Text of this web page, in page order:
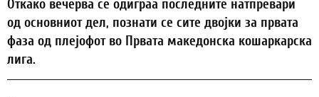
Откако вечерва се одиграа последните натпревари
од основниот дел, познати се сите двојки за првата
фаза од плејофот во Првата македонска кошаркарска
лига.